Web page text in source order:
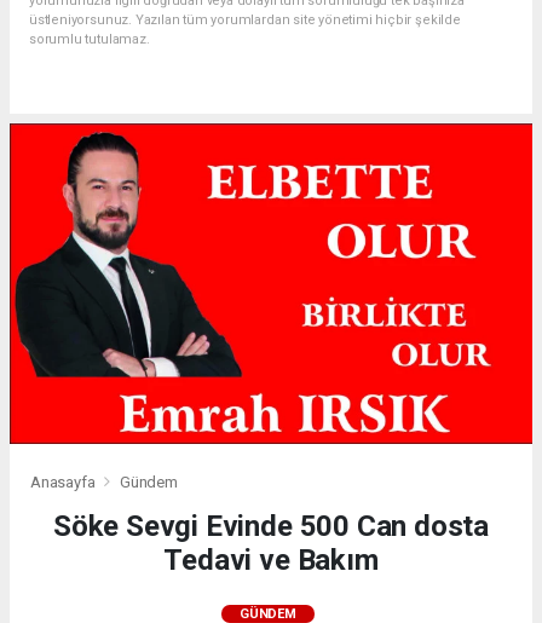
üstleniyorsunuz. Yazılan tüm yorumlardan site yönetimi hiçbir şekilde
sorumlu tutulamaz.
Anasayfa Gündem
Söke Sevgi Evinde 500 Can dosta
Tedavi ve Bakım
GÜNDEM